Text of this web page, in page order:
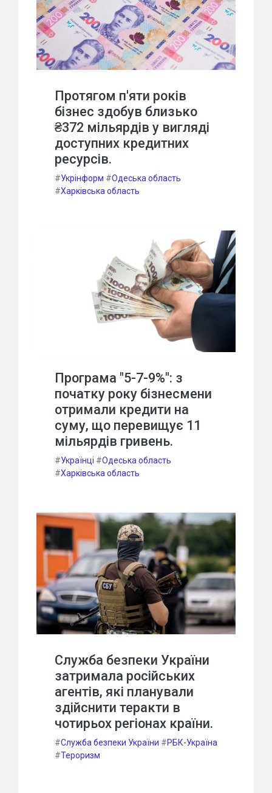
Протягом п'яти років
бізнес здобув близько
₴372 мільярдів у вигляді
доступних кредитних
ресурсів.
#Укрінформ #Одеська область
#Харківська область
Програма "5-7-9%": з
початку року бізнесмени
отримали кредити на
суму, що перевищує 11
мільярдів гривень.
#Українці #Одеська область
#Харківська область
Служба безпеки України
затримала російських
агентів, які планували
здійснити теракти в
чотирьох регіонах країни.
#Служба безпеки України #РБК-Україна
#Тероризм